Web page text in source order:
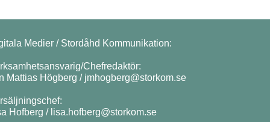
Medier / Stordåhd Kommunikation:
Chefredaktör:
Mattias Högberg / jmhogberg@storkom.se
Hofberg / lisa.hofberg@storkom.se